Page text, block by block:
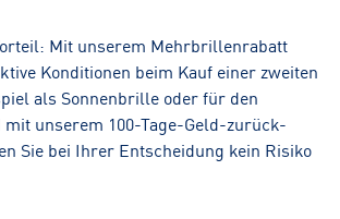
Mit unserem Mehrbrillenrabatt
Konditionen beim Kauf einer zweiten
als Sonnenbrille oder für den
unserem 100-Tage-Geld-zurück-
Sie bei Ihrer Entscheidung kein Risiko